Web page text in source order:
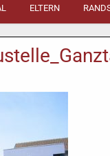
ELTERN